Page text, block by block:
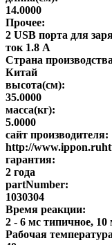
14.0000
Прочее:
2 USB порта для
ток 1.8 А
Страна
Китай
высота(см):
35.0000
масса(кг):
5.0000
сайт производителя:
http://
гарантия:
2 года
partNumber:
1030304
Время реакции:
2 - 6 мс типичное,
Рабочая